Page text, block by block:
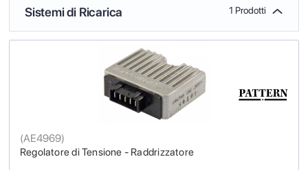
Sistemi di Ricarica 1 Prodotti
Regolatore di Tensione - Raddrizzatore
(AE4969)